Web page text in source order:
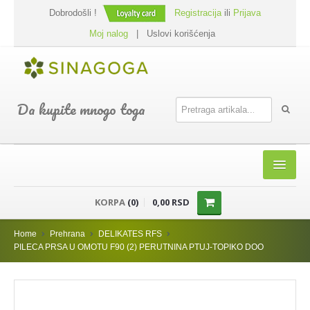
Dobrodošli ! Registracijaili Prijava
Moj nalog
Uslovi korišćenja
Da kupite mnogo toga
SHOP
PREHRANA
KORPA (0) 0,00 RSD
Home Prehrana
DELIKATES RFS
PILECA PRSA U OMOTU F90 (2) PERUTNINA PTUJ-TOPIKO DOO